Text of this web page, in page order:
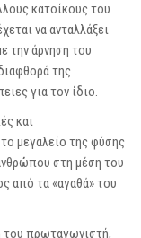
κατοίκους του
να ανταλλάξει
την άρνηση του
της
για τον ίδιο.
και
μεγαλείο της φύσης
στη μέση του
από τα «αγαθά» του
του πρωταγωνιστή,